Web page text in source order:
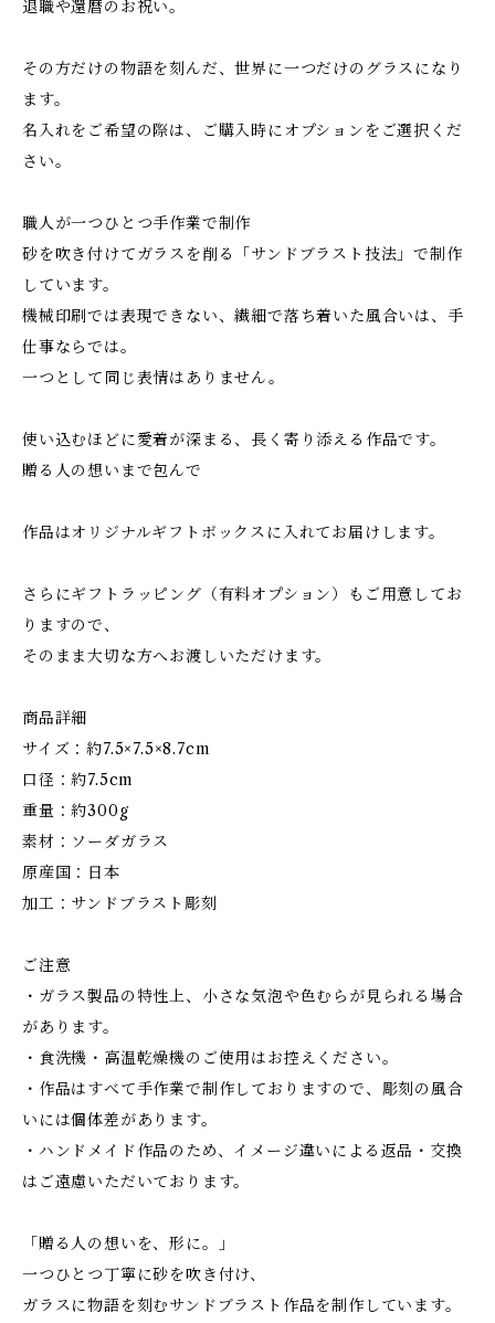
退職や還暦のお祝い。
その方だけの物語を刻んだ、世界に一つだけのグラスになり
ます。
名入れをご希望の際は、ご購入時にオプションをご選択くだ
さい。
職人が一つひとつ手作業で制作
砂を吹き付けてガラスを削る「サンドブラスト技法」で制作
しています。
機械印刷では表現できない、繊細で落ち着いた風合いは、手
仕事ならでは。
一つとして同じ表情はありません。
使い込むほどに愛着が深まる、長く寄り添える作品です。
贈る人の想いまで包んで
作品はオリジナルギフトボックスに入れてお届けします。
さらにギフトラッピング（有料オプション）もご用意してお
りますので、
そのまま大切な方へお渡しいただけます。
商品詳細
サイズ：約7.5×7.5×8.7cm
口径：約7.5cm
重量：約300g
素材：ソーダガラス
原産国：日本
加工：サンドブラスト彫刻
ご注意
・ガラス製品の特性上、小さな気泡や色むらが見られる場合
があります。
・食洗機・高温乾燥機のご使用はお控えください。
・作品はすべて手作業で制作しておりますので、彫刻の風合
いには個体差があります。
・ハンドメイド作品のため、イメージ違いによる返品・交換
はご遠慮いただいております。
「贈る人の想いを、形に。」
一つひとつ丁寧に砂を吹き付け、
ガラスに物語を刻むサンドブラスト作品を制作しています。